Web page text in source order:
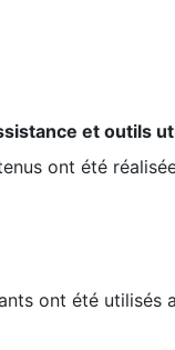
et outils
ont été
ont été utilisés